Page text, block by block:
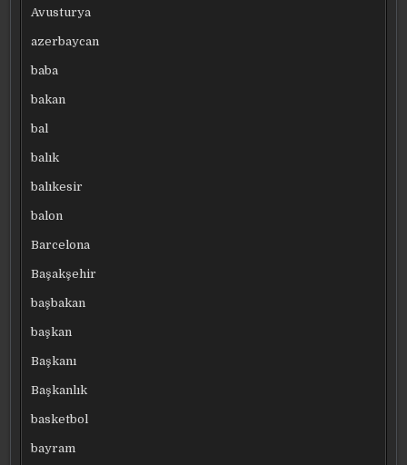
Avusturya
azerbaycan
baba
bakan
bal
balık
balıkesir
balon
Barcelona
Başakşehir
başbakan
başkan
Başkanı
Başkanlık
basketbol
bayram